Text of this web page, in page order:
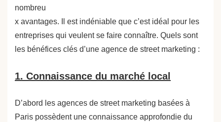
nombreu
x avantages. Il est indéniable que c’est idéal pour les
entreprises qui veulent se faire connaître. Quels sont
les bénéfices clés d’une agence de street marketing :
1. Connaissance du marché local
D’abord les agences de street marketing basées à
Paris possèdent une connaissance approfondie du